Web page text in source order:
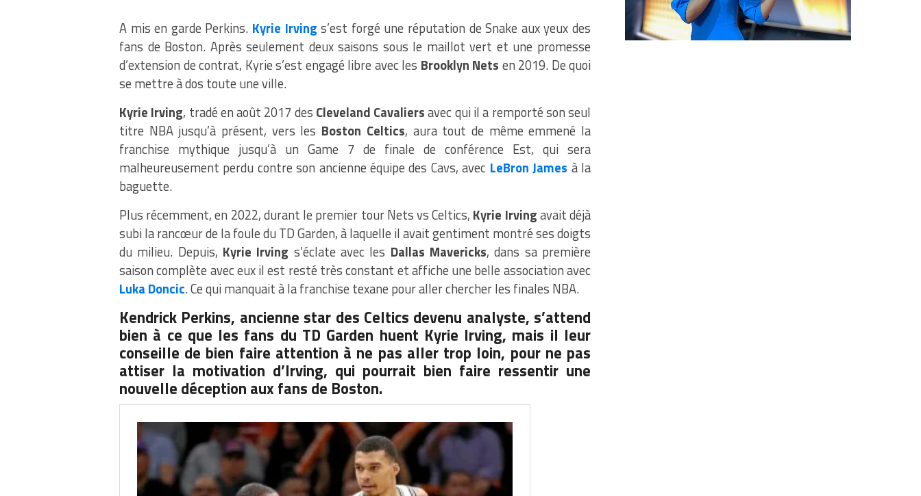
A mis en garde Perkins. Kyrie Irving s’est forgé une réputation de Snake aux yeux des
fans de Boston. Après seulement deux saisons sous le maillot vert et une promesse
d’extension de contrat, Kyrie s’est engagé libre avec les Brooklyn Nets en 2019. De quoi
se mettre à dos toute une ville.
Kyrie Irving, tradé en août 2017 des Cleveland Cavaliersavec qui il a remporté son seul
titre NBA jusqu’à présent, vers les Boston Celtics, aura tout de même emmené la
franchise mythique jusqu’à un Game 7 de finale de conférence Est, qui sera
malheureusement perdu contre son ancienne équipe des Cavs, avec LeBron James à la
baguette.
Plus récemment, en 2022, durant le premier tour Nets vs Celtics, Kyrie Irvingavait déjà
subi la rancœur de la foule du TD Garden, à laquelle il avait gentiment montré ses doigts
du milieu. Depuis, Kyrie Irving s’éclate avec les Dallas Mavericks, dans sa première
saison complète avec eux il est resté très constant et affiche une belle association avec
Luka Doncic. Ce qui manquait à la franchise texane pour aller chercher les finales NBA.
Kendrick Perkins, ancienne star des Celtics devenu analyste, s’attend
bien à ce que les fans du TD Garden huent Kyrie Irving, mais il leur
conseille de bien faire attention à ne pas aller trop loin, pour ne pas
attiser la motivation d’Irving, qui pourrait bien faire ressentir une
nouvelle déception aux fans de Boston.